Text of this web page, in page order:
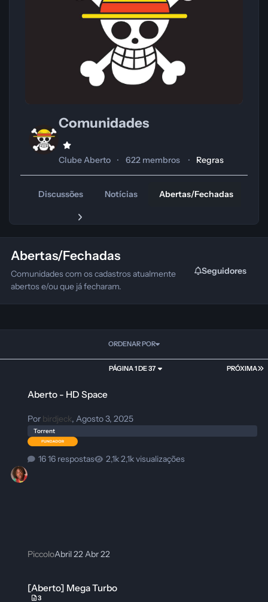
Comunidades
Clube Aberto 622 membros Regras
Discussões Notícias Abertas/Fechadas
Abertas/Fechadas
Comunidades com os cadastros atualmente
abertos e/ou que já fecharam.
Seguidores
PRÓXIMA
PÁGINA 1 DE 37
ORDENAR POR
Aberto - HD Space
Por birdjeck,Agosto 3, 2025
Torrent
16 respostas 2,1k visualizações
PiccoloAbril 22Abr 22
[Aberto] Mega Turbo
3